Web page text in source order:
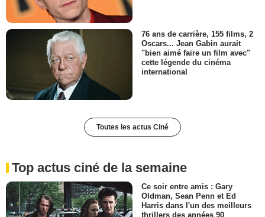
76 ans de carrière, 155 films, 2
Oscars... Jean Gabin aurait
"bien aimé faire un film avec"
cette légende du cinéma
international
Toutes les actus Ciné
Top actus ciné de la semaine
Ce soir entre amis : Gary
Oldman, Sean Penn et Ed
Harris dans l'un des meilleurs
thrillers des années 90